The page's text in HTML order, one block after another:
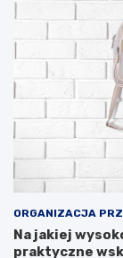
ORGANIZACJA
Na jakiej
praktyczne